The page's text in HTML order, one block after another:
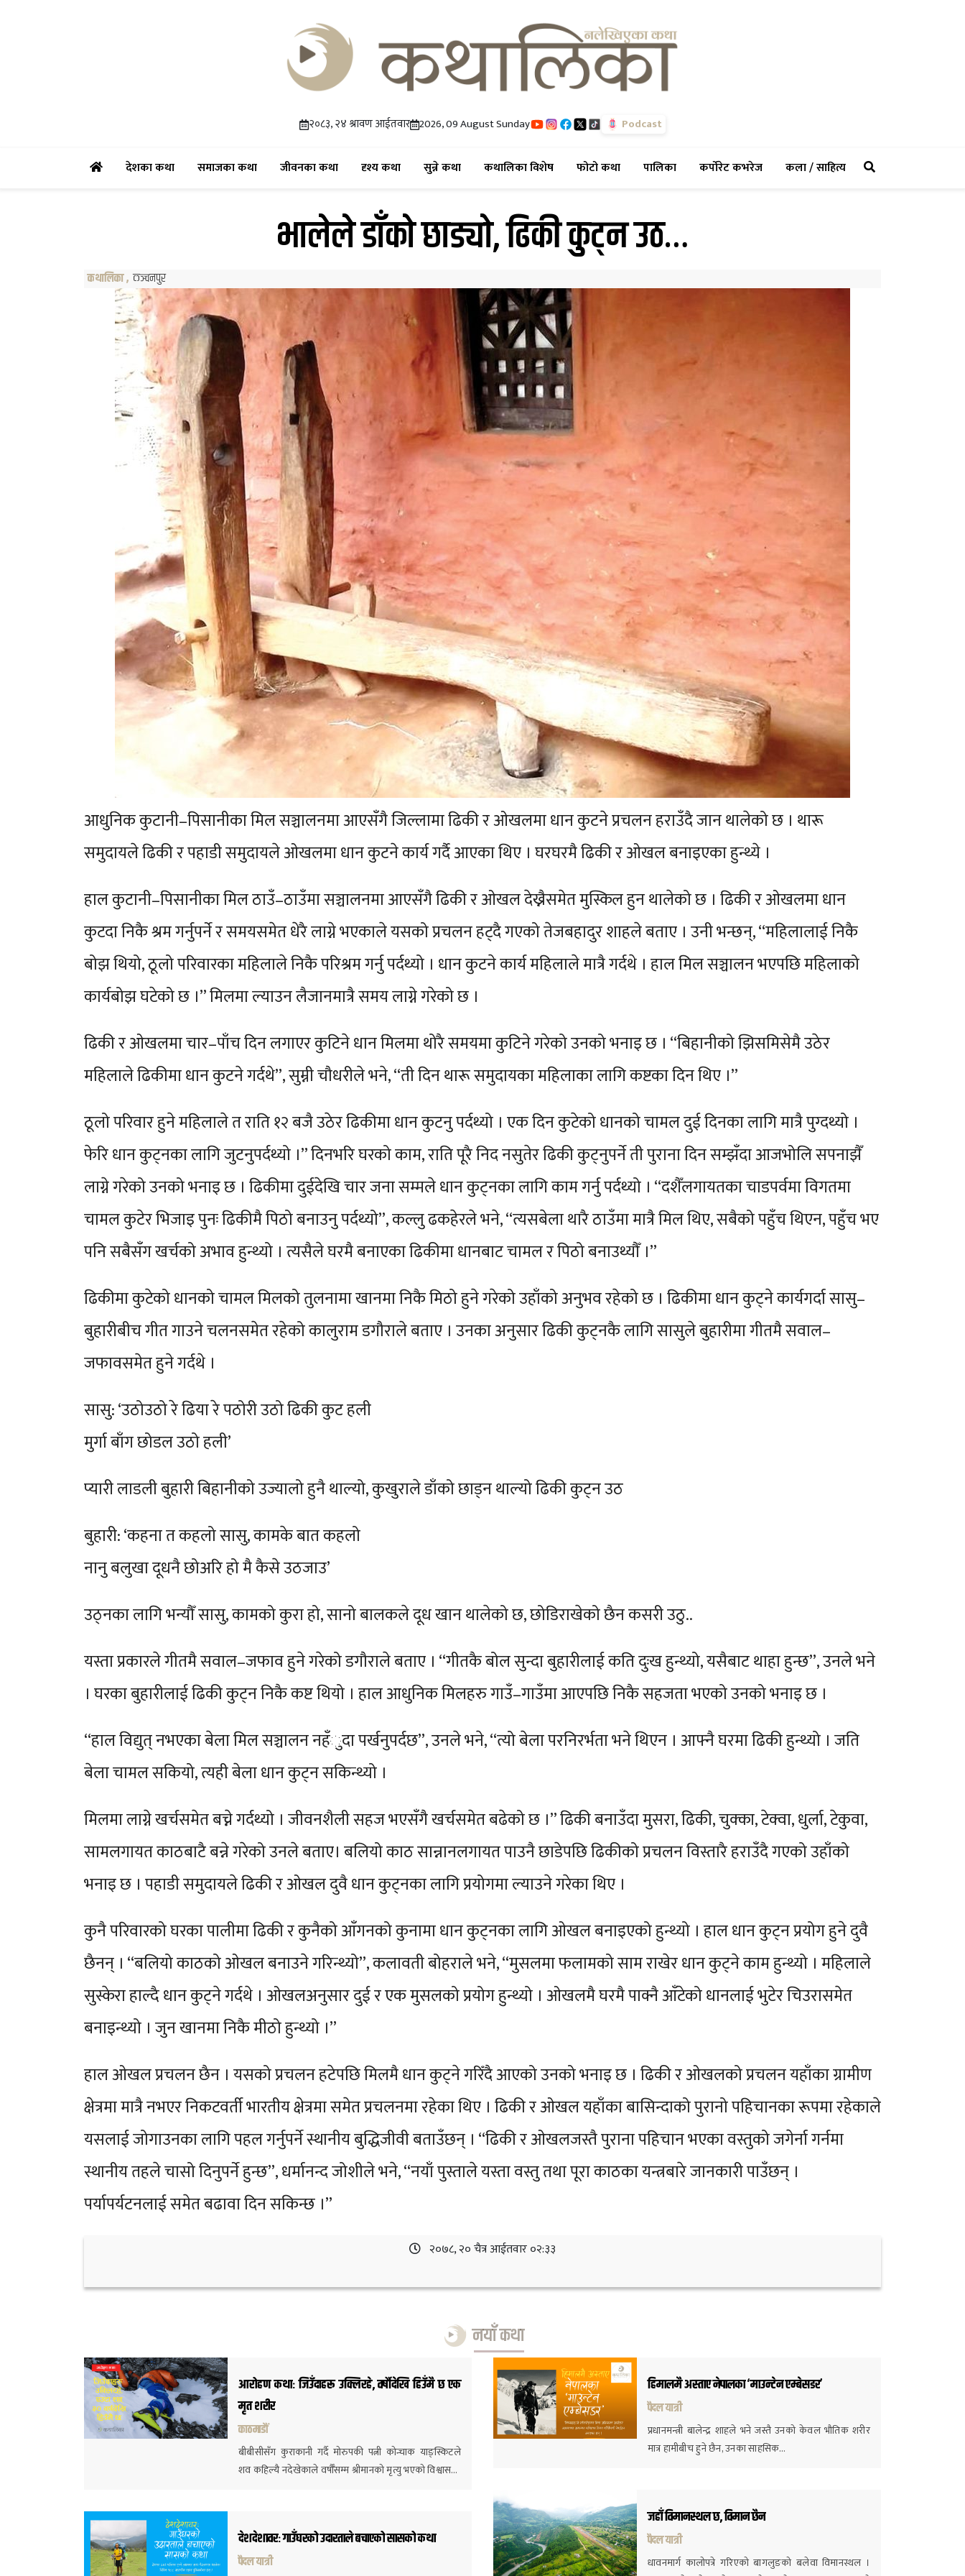
२०८३, २४ श्रावण आईतवार 2026, 09 August Sunday Podcast
देशका कथा(current)समाजका कथा(current)जीवनका कथा(current)
दृश्य कथा(current)
सुन्ने कथा(current)कथालिका विशेष(current)फोटो कथा(current)
पालिका(current)कर्पोरेट कभरेज(current)कला / साहित्य(current)
भालेले डाँको छाड्यो, ढिकी कुट्न उठ…
कथालिका, कञ्चनपुर
आधुनिक कुटानी–पिसानीका मिल सञ्चालनमा आएसँगै जिल्लामा ढिकी र ओखलमा धान कुटने प्रचलन हराउँदै जान थालेको छ । थारू
समुदायले ढिकी र पहाडी समुदायले ओखलमा धान कुटने कार्य गर्दै आएका थिए । घरघरमै ढिकी र ओखल बनाइएका हुन्थ्ये ।
हाल कुटानी–पिसानीका मिल ठाउँ–ठाउँमा सञ्चालनमा आएसँगै ढिकी र ओखल देख्नैसमेत मुस्किल हुन थालेको छ । ढिकी र ओखलमा धान
कुटदा निकै श्रम गर्नुपर्ने र समयसमेत धेरै लाग्ने भएकाले यसको प्रचलन हट्दै गएको तेजबहादुर शाहले बताए । उनी भन्छन्, “महिलालाई निकै
बोझ थियो, ठूलो परिवारका महिलाले निकै परिश्रम गर्नु पर्दथ्यो । धान कुटने कार्य महिलाले मात्रै गर्दथे । हाल मिल सञ्चालन भएपछि महिलाको
कार्यबोझ घटेको छ ।” मिलमा ल्याउन लैजानमात्रै समय लाग्ने गरेको छ ।
ढिकी र ओखलमा चार–पाँच दिन लगाएर कुटिने धान मिलमा थोरै समयमा कुटिने गरेको उनको भनाइ छ । “बिहानीको झिसमिसेमै उठेर
महिलाले ढिकीमा धान कुटने गर्दथे”, सुम्नी चौधरीले भने, “ती दिन थारू समुदायका महिलाका लागि कष्टका दिन थिए ।”
ठूलो परिवार हुने महिलाले त राति १२ बजै उठेर ढिकीमा धान कुटनु पर्दथ्यो । एक दिन कुटेको धानको चामल दुई दिनका लागि मात्रै पुग्दथ्यो ।
फेरि धान कुट्नका लागि जुटनुपर्दथ्यो ।” दिनभरि घरको काम, राति पूरै निद नसुतेर ढिकी कुट्नुपर्ने ती पुराना दिन सम्झँदा आजभोलि सपनाझैँ
लाग्ने गरेको उनको भनाइ छ । ढिकीमा दुईदेखि चार जना सम्मले धान कुट्नका लागि काम गर्नु पर्दथ्यो । “दशैँलगायतका चाडपर्वमा विगतमा
चामल कुटेर भिजाइ पुनः ढिकीमै पिठो बनाउनु पर्दथ्यो”, कल्लु ढकहेरले भने, “त्यसबेला थारै ठाउँमा मात्रै मिल थिए, सबैको पहुँच थिएन, पहुँच भए
पनि सबैसँग खर्चको अभाव हुन्थ्यो । त्यसैले घरमै बनाएका ढिकीमा धानबाट चामल र पिठो बनाउथ्यौँ ।”
ढिकीमा कुटेको धानको चामल मिलको तुलनामा खानमा निकै मिठो हुने गरेको उहाँको अनुभव रहेको छ । ढिकीमा धान कुट्ने कार्यगर्दा सासु–
बुहारीबीच गीत गाउने चलनसमेत रहेको कालुराम डगौराले बताए । उनका अनुसार ढिकी कुट्नकै लागि सासुले बुहारीमा गीतमै सवाल–
जफावसमेत हुने गर्दथे ।
सासु: ‘उठोउठो रे ढिया रे पठोरी उठो ढिकी कुट हली
मुर्गा बाँग छोडल उठो हली’
प्यारी लाडली बुहारी बिहानीको उज्यालो हुनै थाल्यो, कुखुराले डाँको छाड्न थाल्यो ढिकी कुट्न उठ
बुहारी: ‘कहना त कहलो सासु, कामके बात कहलो
नानु बलुखा दूधनै छोअरि हो मै कैसे उठजाउ’
उठ्नका लागि भन्यौँ सासु, कामको कुरा हो, सानो बालकले दूध खान थालेको छ, छोडिराखेको छैन कसरी उठु..
यस्ता प्रकारले गीतमै सवाल–जफाव हुने गरेको डगौराले बताए । “गीतकै बोल सुन्दा बुहारीलाई कति दुःख हुन्थ्यो, यसैबाट थाहा हुन्छ”, उनले भने
। घरका बुहारीलाई ढिकी कुट्न निकै कष्ट थियो । हाल आधुनिक मिलहरु गाउँ–गाउँमा आएपछि निकै सहजता भएको उनको भनाइ छ ।
“हाल विद्युत् नभएका बेला मिल सञ्चालन नहँुदा पर्खनुपर्दछ”, उनले भने, “त्यो बेला परनिरर्भता भने थिएन । आफ्नै घरमा ढिकी हुन्थ्यो । जति
बेला चामल सकियो, त्यही बेला धान कुट्न सकिन्थ्यो ।
मिलमा लाग्ने खर्चसमेत बच्ने गर्दथ्यो । जीवनशैली सहज भएसँगै खर्चसमेत बढेको छ ।” ढिकी बनाउँदा मुसरा, ढिकी, चुक्का, टेक्वा, धुर्ला, टेकुवा,
सामलगायत काठबाटै बन्ने गरेको उनले बताए। बलियो काठ सान्नानलगायत पाउनै छाडेपछि ढिकीको प्रचलन विस्तारै हराउँदै गएको उहाँको
भनाइ छ । पहाडी समुदायले ढिकी र ओखल दुवै धान कुट्नका लागि प्रयोगमा ल्याउने गरेका थिए ।
कुनै परिवारको घरका पालीमा ढिकी र कुनैको आँगनको कुनामा धान कुट्नका लागि ओखल बनाइएको हुन्थ्यो । हाल धान कुट्न प्रयोग हुने दुवै
छैनन् । “बलियो काठको ओखल बनाउने गरिन्थ्यो”, कलावती बोहराले भने, “मुसलमा फलामको साम राखेर धान कुट्ने काम हुन्थ्यो । महिलाले
सुस्केरा हाल्दै धान कुट्ने गर्दथे । ओखलअनुसार दुई र एक मुसलको प्रयोग हुन्थ्यो । ओखलमै घरमै पाक्नै आँटेको धानलाई भुटेर चिउरासमेत
बनाइन्थ्यो । जुन खानमा निकै मीठो हुन्थ्यो ।”
हाल ओखल प्रचलन छैन । यसको प्रचलन हटेपछि मिलमै धान कुट्ने गरिँदै आएको उनको भनाइ छ । ढिकी र ओखलको प्रचलन यहाँका ग्रामीण
क्षेत्रमा मात्रै नभएर निकटवर्ती भारतीय क्षेत्रमा समेत प्रचलनमा रहेका थिए । ढिकी र ओखल यहाँका बासिन्दाको पुरानो पहिचानका रूपमा रहेकाले
यसलाई जोगाउनका लागि पहल गर्नुपर्ने स्थानीय बुद्धिजीवी बताउँछन् । “ढिकी र ओखलजस्तै पुराना पहिचान भएका वस्तुको जगेर्ना गर्नमा
स्थानीय तहले चासो दिनुपर्ने हुन्छ”, धर्मानन्द जोशीले भने, “नयाँ पुस्ताले यस्ता वस्तु तथा पूरा काठका यन्त्रबारे जानकारी पाउँछन् ।
पर्यापर्यटनलाई समेत बढावा दिन सकिन्छ ।”
२०७८, २० चैत्र आईतवार ०२:३३
नयाँ कथा
आरोहण कथाः जिउँदाहरू उक्लिरहे, वर्षौदेखि हिउँमै छ एक
मृत शरीर
काठमाडौं
बीबीसीसँग कुराकानी गर्दै मोरुपकी पत्नी कोन्चाक याङ्स्किटले
शव कहिल्यै नदेखेकाले वर्षौँसम्म श्रीमानको मृत्यु भएको विश्वास…
देशदेशावरः गाउँघरको उदारताले बचाएको सासको कथा
पैदल यात्री
हिमालमै अस्ताए नेपालका ‘माउन्टेन एम्बेसडर’
पैदल यात्री
प्रधानमन्त्री बालेन्द्र शाहले भने जस्तै उनको केवल भौतिक शरीर
मात्र हामीबीच हुने छैन, उनका साहसिक…
जहाँ विमानस्थल छ, विमान छैन
पैदल यात्री
धावनमार्ग कालोपत्रे गरिएको बागलुङको बलेवा विमानस्थल ।